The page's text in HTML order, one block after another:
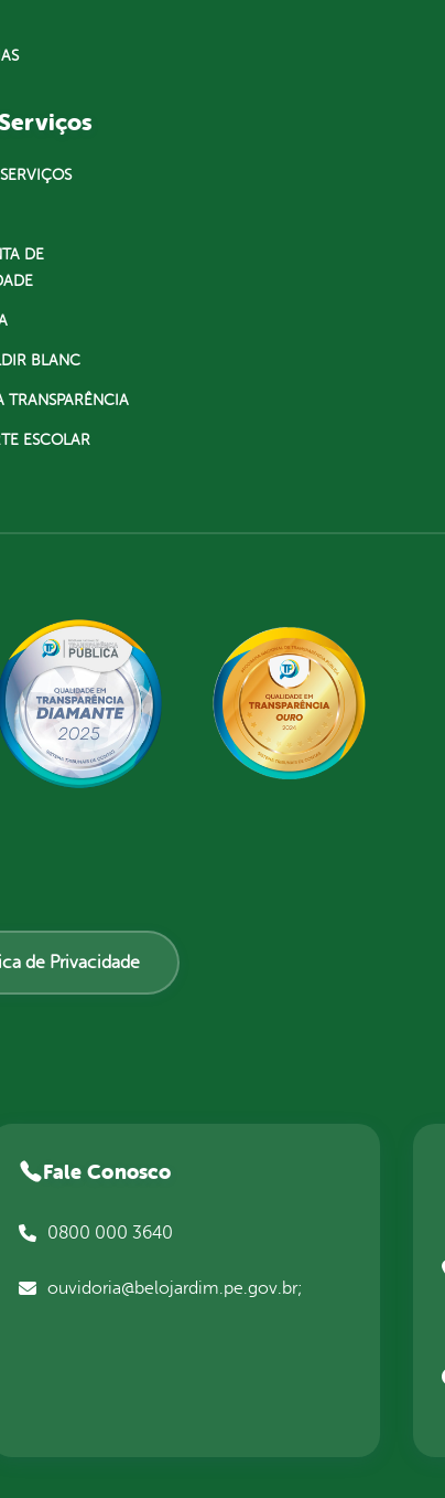
DE
BLANC
TRANSPARÊNCIA
ESCOLAR
de Privacidade
Fale Conosco
0800 000 3640
ouvidoria@belojardim.pe.gov.br;